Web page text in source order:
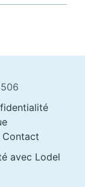
Contact
avec Lodel